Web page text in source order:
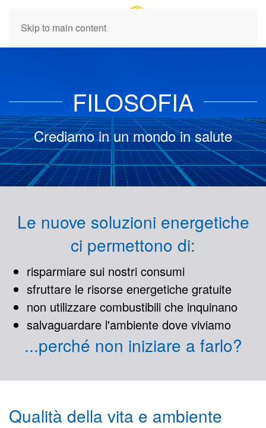
Skip to main content
FILOSOFIA
Crediamo in un mondo in salute
Le nuove soluzioni energetiche
ci permettono di:
risparmiare sui nostri consumi
sfruttare le risorse energetiche gratuite
non utilizzare combustibili che inquinano
salvaguardare l'ambiente dove viviamo
...perché non iniziare a farlo?
Qualità della vita e ambiente